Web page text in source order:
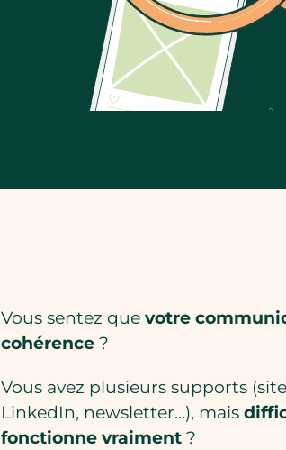
Vous sentez que votre
cohérence?
Vous avez plusieurs supports
LinkedIn, newsletter…), mais
fonctionne vraiment?